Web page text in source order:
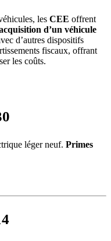
les CEE offrent
d’un véhicule
d’autres dispositifs
fiscaux, offrant
les coûts.
léger neuf. Primes